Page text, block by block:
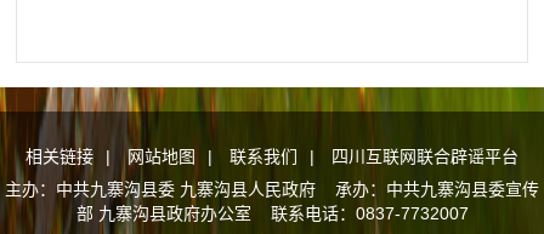
相关链接 | 网站地图 | 联系我们 |
四川互联网联合辟谣平台
主办：中共九寨沟县委 九寨沟县人民政府 承办：中共九寨沟县委宣传
部 九寨沟县政府办公室 联系电话：0837-7732007